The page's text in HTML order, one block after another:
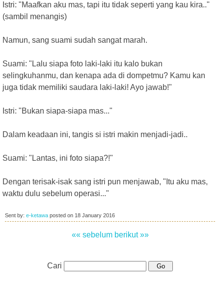
Istri: "Maafkan aku mas, tapi itu tidak seperti yang kau kira.."
(sambil menangis)
Namun, sang suami sudah sangat marah.
Suami: "Lalu siapa foto laki-laki itu kalo bukan
selingkuhanmu, dan kenapa ada di dompetmu? Kamu kan
juga tidak memiliki saudara laki-laki! Ayo jawab!"
Istri: "Bukan siapa-siapa mas..."
Dalam keadaan ini, tangis si istri makin menjadi-jadi..
Suami: "Lantas, ini foto siapa?!"
Dengan terisak-isak sang istri pun menjawab, "Itu aku mas,
waktu dulu sebelum operasi..."
Sent by: e-ketawa posted on 18 January 2016
«« sebelum berikut »»
Cari